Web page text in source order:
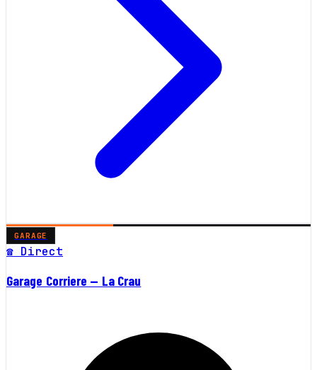
GARAGE
☎ Direct
Garage Corriere — La Crau